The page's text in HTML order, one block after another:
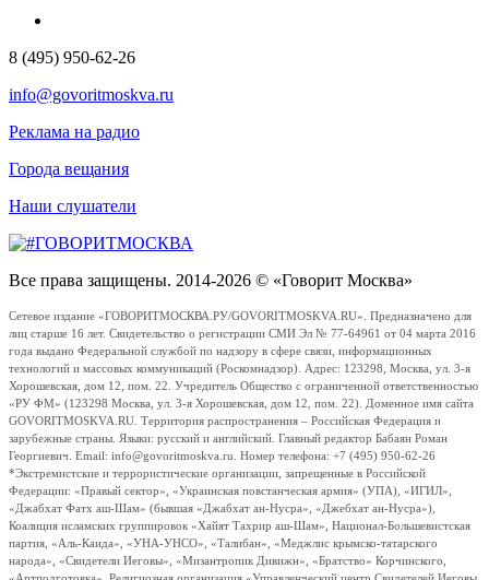
8 (495) 950-62-26
info@govoritmoskva.ru
Реклама на радио
Города вещания
Наши слушатели
Все права защищены. 2014-2026 © «Говорит Москва»
Сетевое издание «ГОВОРИТМОСКВА.РУ/GOVORITMOSKVA.RU». Предназначено для
лиц старше 16 лет. Свидетельство о регистрации СМИ Эл № 77-64961 от 04 марта 2016
года выдано Федеральной службой по надзору в сфере связи, информационных
технологий и массовых коммуникаций (Роскомнадзор). Адрес: 123298, Москва, ул. 3-я
Хорошевская, дом 12, пом. 22. Учредитель Общество с ограниченной ответственностью
«РУ ФМ» (123298 Москва, ул. 3-я Хорошевская, дом 12, пом. 22). Доменное имя сайта
GOVORITMOSKVA.RU. Территория распространения – Российская Федерация и
зарубежные страны. Языки: русский и английский. Главный редактор Бабаян Роман
Георгиевич. Email: info@govoritmoskva.ru. Номер телефона: +7 (495) 950-62-26
*Экстремистские и террористические организации, запрещенные в Российской
Федерации: «Правый сектор», «Украинская повстанческая армия» (УПА), «ИГИЛ»,
«Джабхат Фатх аш-Шам» (бывшая «Джабхат ан-Нусра», «Джебхат ан-Нусра»),
Коалиция исламских группировок «Хайят Тахрир аш-Шам», Национал-Большевистская
партия, «Аль-Каида», «УНА-УНСО», «Талибан», «Меджлис крымско-татарского
народа», «Свидетели Иеговы», «Мизантропик Дивижн», «Братство» Корчинского,